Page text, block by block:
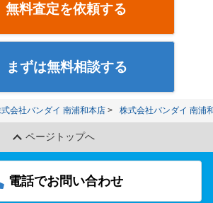
無料査定を依頼する
まずは無料相談する
会社バンダイ 南浦和本店 株式会社バンダイ 南浦
ページトップへ
電話でお問い合わせ